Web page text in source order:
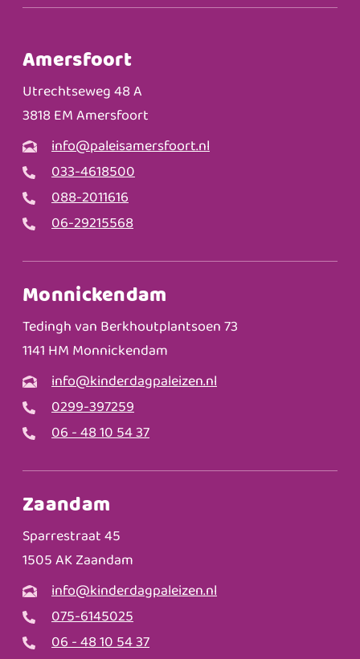
Amersfoort
Utrechtseweg 48 A
3818 EM Amersfoort
info@paleisamersfoort.nl
033-4618500
088-2011616
06-29215568
Monnickendam
Tedingh van Berkhoutplantsoen 73
1141 HM Monnickendam
info@kinderdagpaleizen.nl
0299-397259
06 - 48 10 54 37
Zaandam
Sparrestraat 45
1505 AK Zaandam
info@kinderdagpaleizen.nl
075-6145025
06 - 48 10 54 37